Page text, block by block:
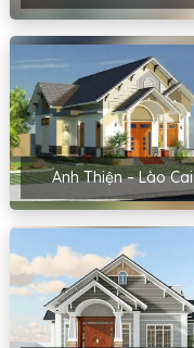
Anh Thiện – Lào Cai